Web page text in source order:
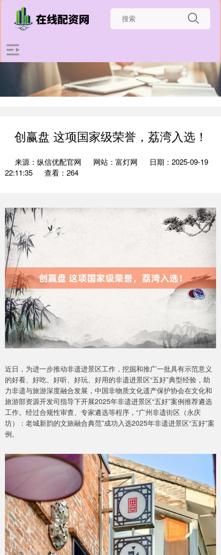
创赢盘 这项国家级荣誉，荔湾入选！
来源：纵信优配官网 网站：富灯网
日期：2025-09-19
22:11:35
查看：264
近日，为进一步推动非遗进景区工作，挖掘和推广一批具有示范意义
的好看、好吃、好听、好玩、好用的非遗进景区“五好”典型经验，助
力非遗与旅游深度融合发展，中国非物质文化遗产保护协会在文化和
旅游部资源开发司指导下开展2025年非遗进景区“五好”案例推荐遴选
工作。经过合规性审查、专家遴选等程序，“广州非遗街区（永庆
坊）：老城新韵的文旅融合典范”成功入选2025年非遗进景区“五好”案
例。